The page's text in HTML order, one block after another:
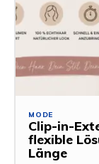
MODE
Clip-in-
flexible
Länge